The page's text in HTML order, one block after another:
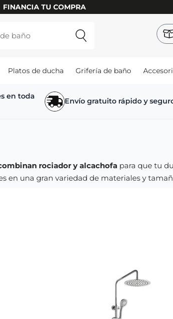
Platos de ducha Grifería de baño
en toda
Envío gratuito rápido y
rociador y alcachofa para que tu
en una gran variedad de materiales y